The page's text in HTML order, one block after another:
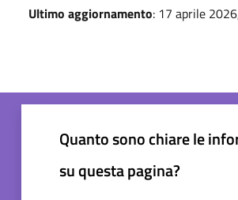
Ultimo aggiornamento: 17 aprile
Quanto sono chiare le
su questa pagina?